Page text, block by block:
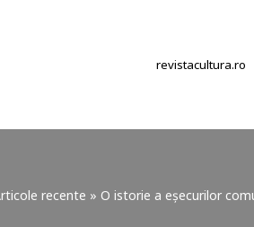
revistacultura.ro
recente » O istorie a eşecurilor